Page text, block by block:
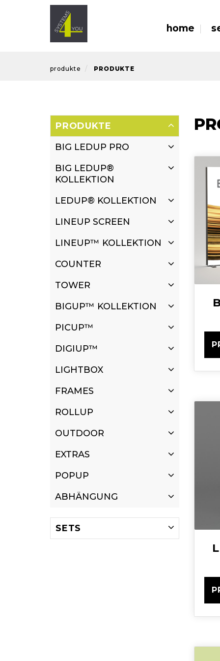
home
produkte PRODUKTE
PRODUKTE
BIG LEDUP PRO
BIG LEDUP®
KOLLEKTION
LEDUP® KOLLEKTION
LINEUP SCREEN
LINEUP™ KOLLEKTION
COUNTER
TOWER
BIGUP™ KOLLEKTION
PICUP™
DIGIUP™
LIGHTBOX
FRAMES
ROLLUP
OUTDOOR
EXTRAS
POPUP
ABHÄNGUNG
SETS